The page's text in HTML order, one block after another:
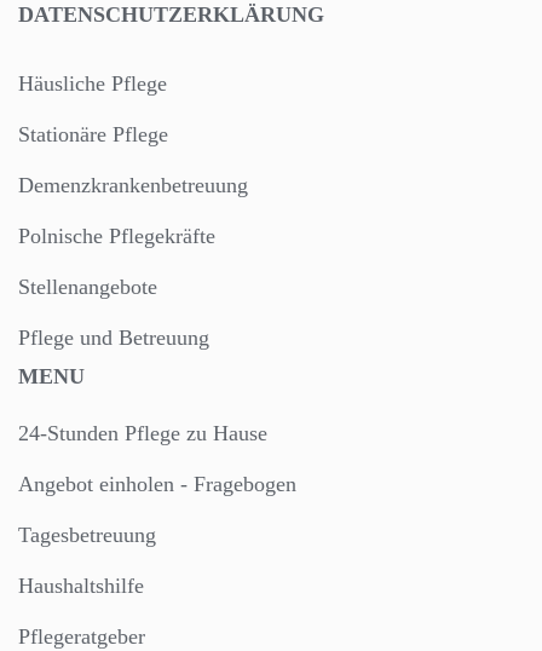
DATENSCHUTZERKLÄRUNG
Häusliche Pflege
Stationäre Pflege
Demenzkrankenbetreuung
Polnische Pflegekräfte
Stellenangebote
Pflege und Betreuung
MENU
24-Stunden Pflege zu Hause
Angebot einholen - Fragebogen
Tagesbetreuung
Haushaltshilfe
Pflegeratgeber